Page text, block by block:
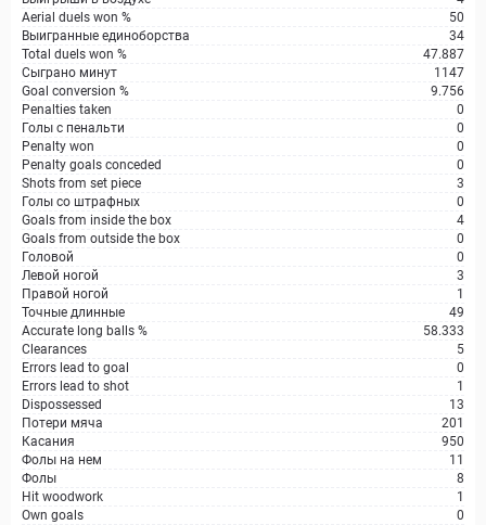
Aerial duels won %
50
Выигранные единоборства
34
Total duels won %
47.887
Сыграно минут
1147
Goal conversion %
9.756
Penalties taken
0
Голы с пенальти
0
Penalty won
0
Penalty goals conceded
0
Shots from set piece
3
Голы со штрафных
0
Goals from inside the box
4
Goals from outside the box
0
Головой
0
Левой ногой
3
Правой ногой
1
Точные длинные
49
Accurate long balls %
58.333
Clearances
5
Errors lead to goal
0
Errors lead to shot
1
Dispossessed
13
Потери мяча
201
Касания
950
Фолы на нем
11
Фолы
8
Hit woodwork
1
Own goals
0